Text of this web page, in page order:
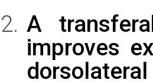
A
improves